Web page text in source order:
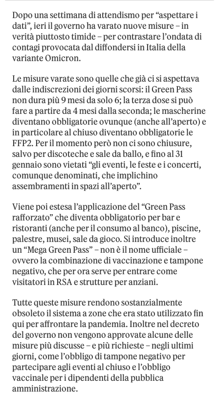
Dopo una settimana di attendismo per “aspettare i
dati”, ieri il governo ha varato nuove misure – in
verità piuttosto timide – per contrastare l’ondata di
contagi provocata dal diffondersi in Italia della
variante Omicron.
Le misure varate sono quelle che già ci si aspettava
dalle indiscrezioni dei giorni scorsi: il Green Pass
non dura più 9 mesi da solo 6; la terza dose si può
fare a partire da 4 mesi dalla seconda; le mascherine
diventano obbligatorie ovunque (anche all’aperto) e
in particolare al chiuso diventano obbligatorie le
FFP2. Per il momento però non ci sono chiusure,
salvo per discoteche e sale da ballo, e fino al 31
gennaio sono vietati “gli eventi, le feste e i concerti,
comunque denominati, che implichino
assembramenti in spazi all’aperto”.
Viene poi estesa l’applicazione del “Green Pass
rafforzato” che diventa obbligatorio per bar e
ristoranti (anche per il consumo al banco), piscine,
palestre, musei, sale da gioco. Si introduce inoltre
un “Mega Green Pass” – non è il nome ufficiale –
ovvero la combinazione di vaccinazione e tampone
negativo, che per ora serve per entrare come
visitatori in RSA e strutture per anziani.
Tutte queste misure rendono sostanzialmente
obsoleto il sistema a zone che era stato utilizzato fin
qui per affrontare la pandemia. Inoltre nel decreto
del governo non vengono approvate alcune delle
misure più discusse – e più richieste – negli ultimi
giorni, come l’obbligo di tampone negativo per
partecipare agli eventi al chiuso e l’obbligo
vaccinale per i dipendenti della pubblica
amministrazione.